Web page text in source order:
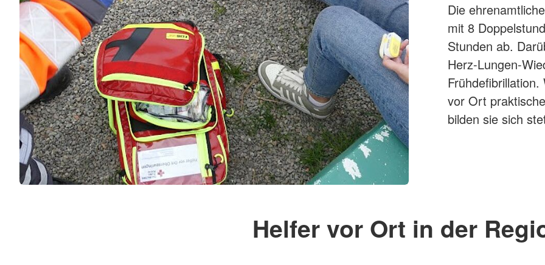
Die
mit 8
Stunden ab.
Herz-Lungen-
vor Ort
bilden sie sich
Helfer vor Ort in der